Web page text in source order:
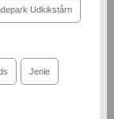
Udkikstårn
Jenle